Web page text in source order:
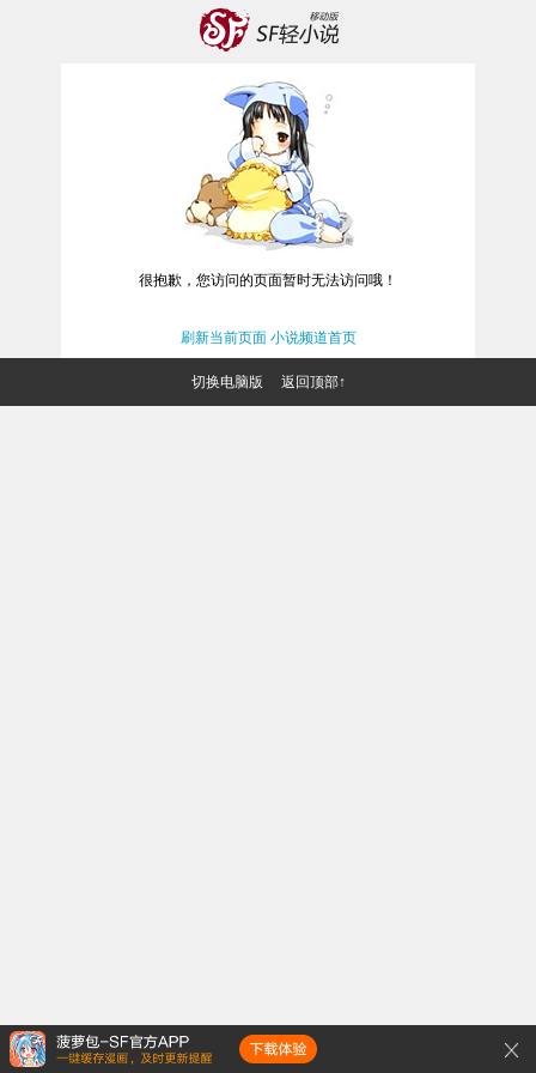
很抱歉，您访问的页面暂时无法访问哦！
刷新当前页面 小说频道首页
切换电脑版 返回顶部↑